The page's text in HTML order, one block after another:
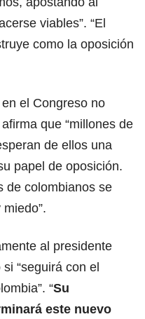
viables”. “El
como la oposición
el Congreso no
que “millones de
de ellos una
papel de oposición.
de colombianos se
al presidente
“seguirá con el
“Su
este nuevo